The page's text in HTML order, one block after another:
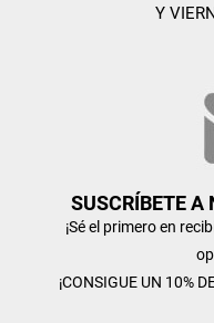
Y
SUSCRÍBETE A
¡Sé el primero en
¡CONSIGUE UN 10%